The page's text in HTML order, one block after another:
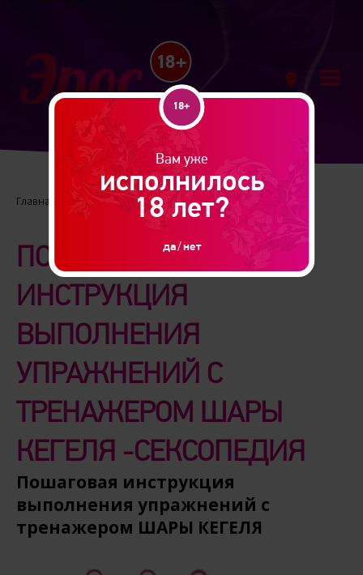
Главная |
ПОШАГОВАЯ
ИНСТРУКЦИЯ
ВЫПОЛНЕНИЯ
УПРАЖНЕНИЙ С
ТРЕНАЖЕРОМ ШАРЫ
КЕГЕЛЯ -СЕКСОПЕДИЯ
Пошаговая инструкция
выполнения упражнений с
тренажером ШАРЫ КЕГЕЛЯ
18+
Вам уже
исполнилось
18 лет?
да/нет